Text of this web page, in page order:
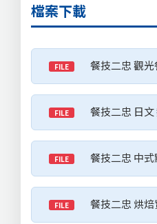
檔案下載
FILE 餐技二忠 觀
FILE 餐技二忠 日
FILE 餐技二忠 中
FILE 餐技二忠 烘